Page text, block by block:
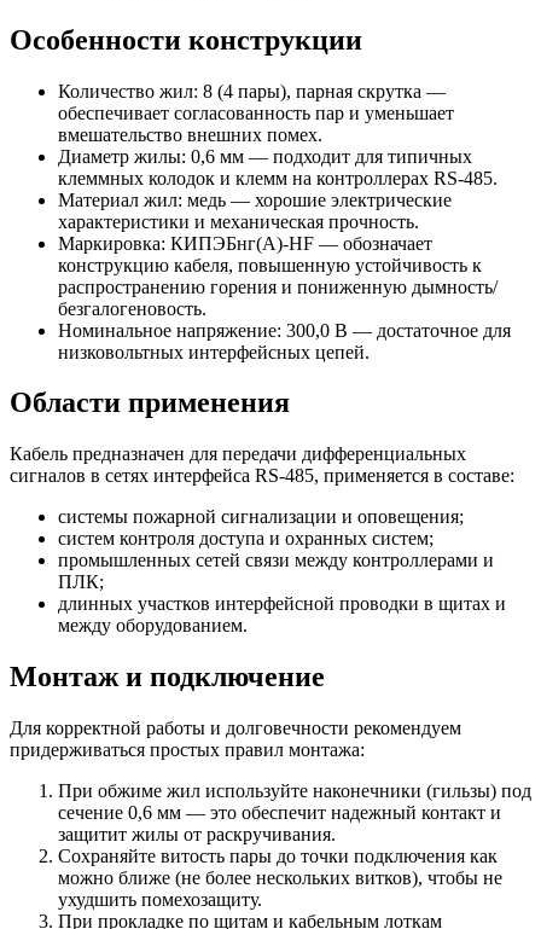
Особенности конструкции
Количество жил: 8 (4 пары), парная скрутка —
обеспечивает согласованность пар и уменьшает
вмешательство внешних помех.
Диаметр жилы: 0,6 мм — подходит для типичных
клеммных колодок и клемм на контроллерах RS-485.
Материал жил: медь — хорошие электрические
характеристики и механическая прочность.
Маркировка: КИПЭБнг(А)-HF — обозначает
конструкцию кабеля, повышенную устойчивость к
распространению горения и пониженную дымность/
безгалогеновость.
Номинальное напряжение: 300,0 В — достаточное для
низковольтных интерфейсных цепей.
Области применения
Кабель предназначен для передачи дифференциальных
сигналов в сетях интерфейса RS-485, применяется в составе:
системы пожарной сигнализации и оповещения;
систем контроля доступа и охранных систем;
промышленных сетей связи между контроллерами и
ПЛК;
длинных участков интерфейсной проводки в щитах и
между оборудованием.
Монтаж и подключение
Для корректной работы и долговечности рекомендуем
придерживаться простых правил монтажа:
При обжиме жил используйте наконечники (гильзы) под
сечение 0,6 мм — это обеспечит надежный контакт и
защитит жилы от раскручивания.
Сохраняйте витость пары до точки подключения как
можно ближе (не более нескольких витков), чтобы не
ухудшить помехозащиту.
При прокладке по щитам и кабельным лоткам